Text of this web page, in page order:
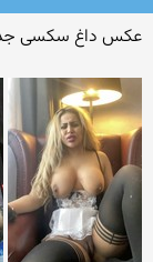
عکس داغ سکسی